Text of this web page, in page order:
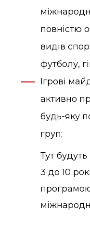
повністю
видів
футболу,
Ігрові
активно
будь-яку
груп;
Тут будуть
3 до 10